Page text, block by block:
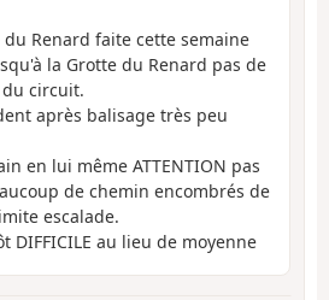
Renard faite cette semaine
la Grotte du Renard pas de
circuit.
après balisage très peu
en lui même ATTENTION pas
de chemin encombrés de
escalade.
DIFFICILE au lieu de moyenne